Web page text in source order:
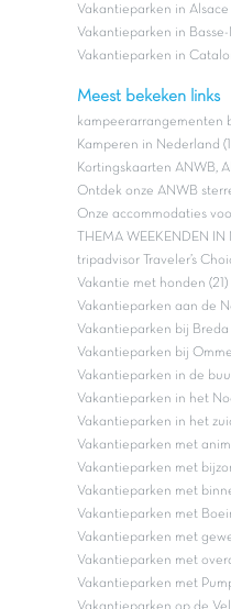
Vakantieparken in Alsace
Vakantieparken in
Vakantieparken in
Meest bekeken links
kampeerarrangementen
Kamperen in Nederland
Kortingskaarten ANWB,
Ontdek onze ANWB
Onze accommodaties
THEMA WEEKENDEN
tripadvisor Traveler’s
Vakantie met honden (21)
Vakantieparken aan de
Vakantieparken bij Breda
Vakantieparken bij
Vakantieparken in de
Vakantieparken in het
Vakantieparken in het
Vakantieparken met
Vakantieparken met
Vakantieparken met
Vakantieparken met
Vakantieparken met
Vakantieparken met
Vakantieparken met